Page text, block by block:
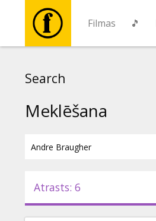
Filmas 🎵
Pasākumi
Search
Meklēšana
Atrasts: 6